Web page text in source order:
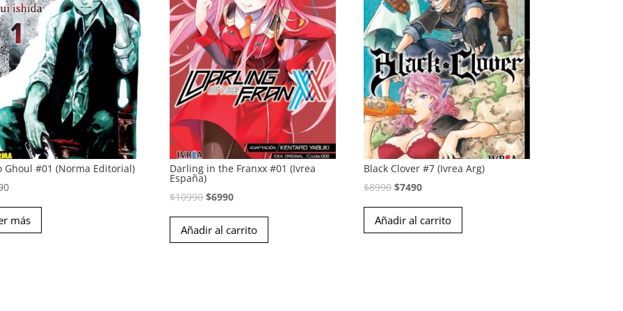
Ghoul #01 (Norma Editorial)
más
Darling in the Franxx #01 (Ivrea
España)
$10990El
precio
original
$6990El
precio
actual
Añadir al carrito
Black Clover #7 (Ivrea Arg)
$8990El
precio
original
$7490El
precio
actual
Añadir al carrito